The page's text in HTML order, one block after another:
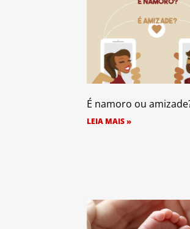
É namoro ou
LEIA MAIS »